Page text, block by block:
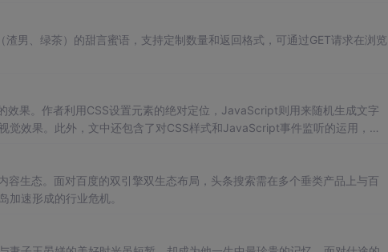
男、绿茶）的甜言蜜语，支持定制数量和返回格式，可通过GET请求在浏览
果。作者利用CSS设置元素的绝对定位，JavaScript则用来随机生成文字
觉效果。此外，文中还包含了对CSS样式和JavaScript事件监听的运用，增
生态。面对百度的双引擎双生态布局，头条搜索需在多个垂类产品上与百
加速形成的行业危机。